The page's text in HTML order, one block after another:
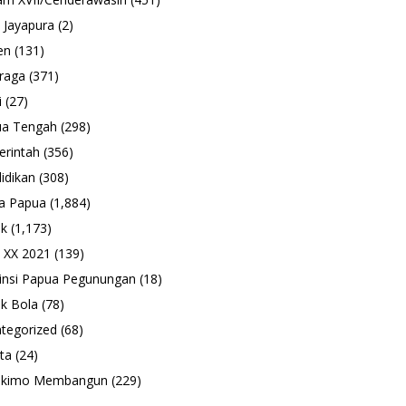
(2)
(131)
(371)
(27)
Tengah (298)
(356)
(308)
Papua (1,884)
(1,173)
2021 (139)
Papua Pegunungan (18)
Bola (78)
(68)
(24)
Membangun (229)